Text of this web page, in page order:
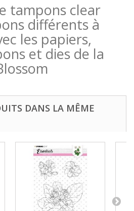
tampons clear
différents à
les papiers,
et dies de la
DANS LA MÊME